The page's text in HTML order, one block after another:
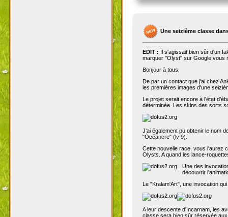
Une seizième classe
EDIT : Il s'agissait bien sûr d'un
marquer "Olyst" sur Google vous
Bonjour à tous,
De par un contact que j'ai chez
les premières images d'une
Le projet serait encore à l'état
déterminée. Les skins des sorts
J'ai également pu obtenir le nom
"Océancre" (lv 9).
Cette nouvelle race, vous l'aurez
Olysts. A quand les lance-
Une des
découvrir
Le "Kralam'Art", une invocation
A leur descente d'Incarnam, les
classe sera bien sûr réservée